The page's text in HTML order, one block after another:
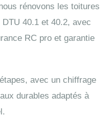
rénovons les toitures
40.1 et 40.2, avec
RC pro et garantie
avec un chiffrage
durables adaptés à